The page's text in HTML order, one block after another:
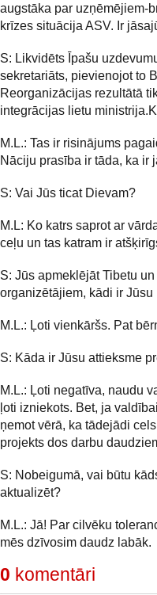
augstāka par uzņēmējiem-
krīzes situācija ASV. Ir
S: Likvidēts Īpašu
sekretariāts, pievienojot to
Reorganizācijas rezultātā
integrācijas lietu
M.L.: Tas ir risinājums
Nāciju prasība ir tāda, ka ir
S: Vai Jūs ticat Dievam?
M.L: Ko katrs saprot ar
ceļu un tas katram ir
S: Jūs apmeklējāt Tibetu
organizētājiem, kādi ir
M.L.: Ļoti vienkāršs. Pat
S: Kāda ir Jūsu attieksme
M.L.: Ļoti negatīva, naudu
ļoti izniekots. Bet, ja
ņemot vērā, ka tādejādi
projekts dos darbu
S: Nobeigumā, vai būtu
aktualizēt?
M.L.: Jā! Par cilvēku
mēs dzīvosim daudz labāk.
0 komentāri